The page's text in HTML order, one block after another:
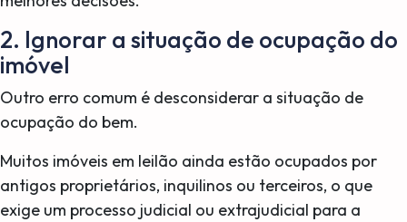
2. Ignorar a situação de ocupação do
imóvel
Outro erro comum é desconsiderar a situação de
ocupação do bem.
Muitos imóveis em leilão ainda estão ocupados por
antigos proprietários, inquilinos ou terceiros, o que
exige um processo judicial ou extrajudicial para a